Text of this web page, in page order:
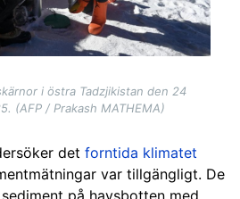
i östra Tadzjikistan den 24
(AFP / Prakash MATHEMA)
det forntida klimatet
var tillgängligt. De
på havsbotten med